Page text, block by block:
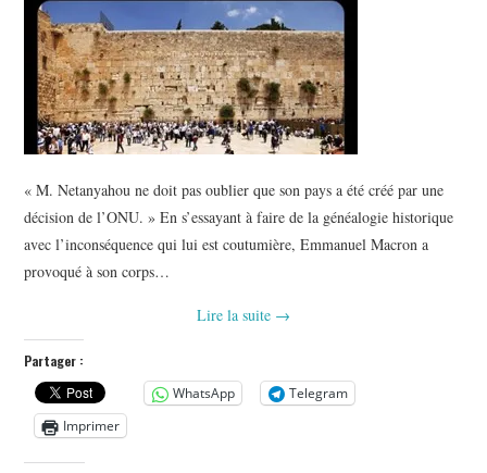
« M. Netanyahou ne doit pas oublier que son pays a été créé par une
décision de l’ONU. » En s’essayant à faire de la généalogie historique
avec l’inconséquence qui lui est coutumière, Emmanuel Macron a
provoqué à son corps…
Lire la suite →
Partager :
WhatsApp
Telegram
Imprimer